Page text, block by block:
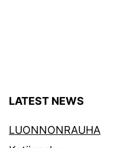
LATEST NEWS
LUONNONRAUHA